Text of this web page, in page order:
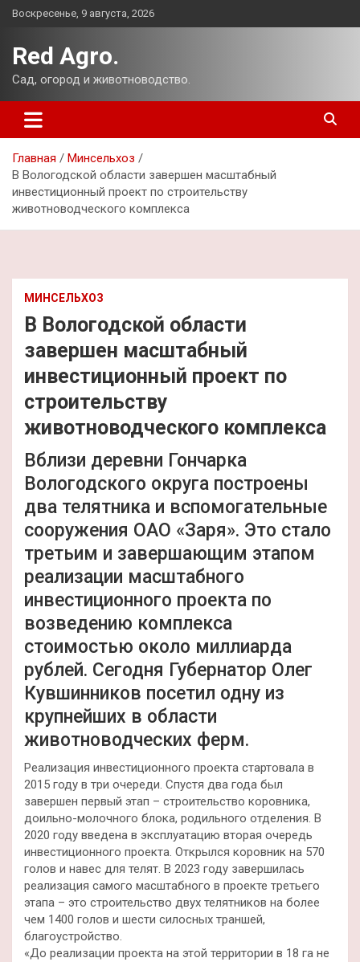
Перейти
Воскресенье, 9 августа, 2026
Red Agro.
Сад, огород и животноводство.
Главная
Минсельхоз
В Вологодской области завершен масштабный
инвестиционный проект по строительству
животноводческого комплекса
МИНСЕЛЬХОЗ
В Вологодской области
завершен масштабный
инвестиционный проект по
строительству
животноводческого комплекса
Вблизи деревни Гончарка
Вологодского округа построены
два телятника и вспомогательные
сооружения ОАО «Заря». Это стало
третьим и завершающим этапом
реализации масштабного
инвестиционного проекта по
возведению комплекса
стоимостью около миллиарда
рублей. Сегодня Губернатор Олег
Кувшинников посетил одну из
крупнейших в области
животноводческих ферм.
Реализация инвестиционного проекта стартовала в
2015 году в три очереди. Спустя два года был
завершен первый этап – строительство коровника,
доильно-молочного блока, родильного отделения. В
2020 году введена в эксплуатацию вторая очередь
инвестиционного проекта. Открылся коровник на 570
голов и навес для телят. В 2023 году завершилась
реализация самого масштабного в проекте третьего
этапа – это строительство двух телятников на более
чем 1400 голов и шести силосных траншей,
благоустройство.
«До реализации проекта на этой территории в 18 га не